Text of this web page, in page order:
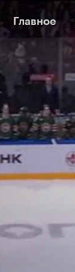
Главное
Главное